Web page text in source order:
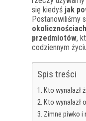
się kiedyś jak
Postanowiliśmy
przedmiotów,
codziennym
Spis treści
Kto wynalazł
Kto wynalazł
Zimne piwko i